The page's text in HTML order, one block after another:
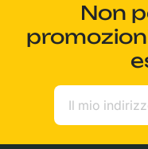
Non